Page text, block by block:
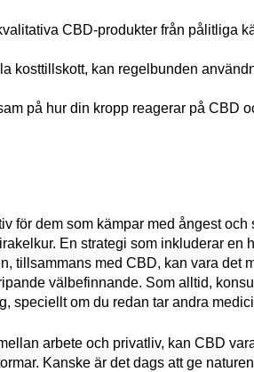
CBD-produkter från pålitliga
kosttillskott, kan regelbunden
på hur din kropp reagerar på CBD
för dem som kämpar med ångest och
En strategi som inkluderar en
tillsammans med CBD, kan vara det
välbefinnande. Som alltid,
speciellt om du redan tar andra
arbete och privatliv, kan CBD
Kanske är det dags att ge